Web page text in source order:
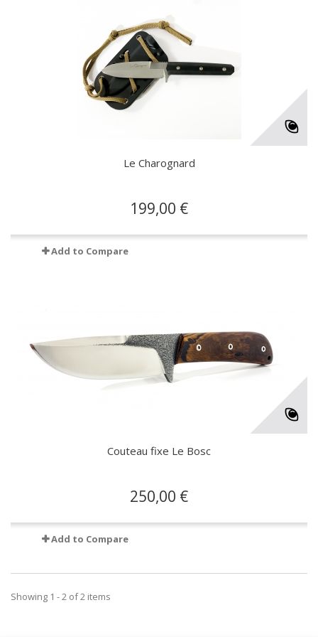
Le Charognard
199,00 €
Add to Compare
Couteau fixe Le Bosc
250,00 €
Add to Compare
Showing 1 - 2 of 2 items